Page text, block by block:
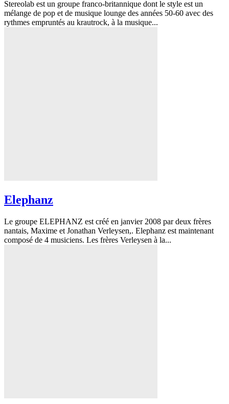
Stereolab est un groupe franco-britannique dont le style est un
mélange de pop et de musique lounge des années 50-60 avec des
rythmes empruntés au krautrock, à la musique...
Elephanz
Le groupe ELEPHANZ est créé en janvier 2008 par deux frères
nantais, Maxime et Jonathan Verleysen,. Elephanz est maintenant
composé de 4 musiciens. Les frères Verleysen à la...